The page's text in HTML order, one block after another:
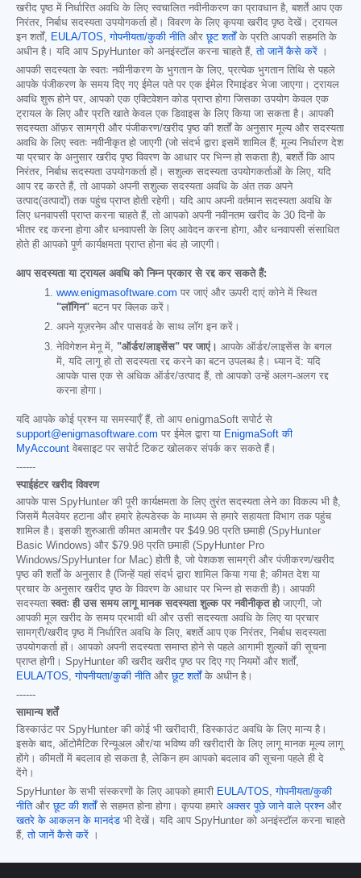
खरीद पृष्ठ में निर्धारित अवधि के लिए स्वचालित नवीनीकरण का प्रावधान है, बशर्ते आप एक
निरंतर, निर्बाध सदस्यता उपयोगकर्ता हों। विवरण के लिए कृपया खरीद पृष्ठ देखें। ट्रायल
इन शर्तों, EULA/TOS,गोपनीयता/कुकी नीतिऔरछूट शर्तोंके प्रति आपकी सहमति के
अधीन है। यदि आप SpyHunter को अनइंस्टॉल करना चाहते हैं,तो जानें कैसे करें ।
आपकी सदस्यता के स्वतः नवीनीकरण के भुगतान के लिए, प्रत्येक भुगतान तिथि से पहले
आपके पंजीकरण के समय दिए गए ईमेल पते पर एक ईमेल रिमाइंडर भेजा जाएगा। ट्रायल
अवधि शुरू होने पर, आपको एक एक्टिवेशन कोड प्राप्त होगा जिसका उपयोग केवल एक
ट्रायल के लिए और प्रति खाते केवल एक डिवाइस के लिए किया जा सकता है। आपकी
सदस्यता ऑफ़र सामग्री और पंजीकरण/खरीद पृष्ठ की शर्तों के अनुसार मूल्य और सदस्यता
अवधि के लिए स्वतः नवीनीकृत हो जाएगी (जो संदर्भ द्वारा इसमें शामिल हैं; मूल्य निर्धारण देश
या प्रचार के अनुसार खरीद पृष्ठ विवरण के आधार पर भिन्न हो सकता है), बशर्ते कि आप
निरंतर, निर्बाध सदस्यता उपयोगकर्ता हों। सशुल्क सदस्यता उपयोगकर्ताओं के लिए, यदि
आप रद्द करते हैं, तो आपको अपनी सशुल्क सदस्यता अवधि के अंत तक अपने
उत्पाद(उत्पादों) तक पहुंच प्राप्त होती रहेगी। यदि आप अपनी वर्तमान सदस्यता अवधि के
लिए धनवापसी प्राप्त करना चाहते हैं, तो आपको अपनी नवीनतम खरीद के 30 दिनों के
भीतर रद्द करना होगा और धनवापसी के लिए आवेदन करना होगा, और धनवापसी संसाधित
होते ही आपको पूर्ण कार्यक्षमता प्राप्त होना बंद हो जाएगी।
आप सदस्यता या ट्रायल अवधि को निम्न प्रकार से रद्द कर सकते हैं:
www.enigmasoftware.com पर जाएं और ऊपरी दाएं कोने में स्थित
"लॉगिन" बटन पर क्लिक करें।
अपने यूज़रनेम और पासवर्ड के साथ लॉग इन करें।
नेविगेशन मेनू में, "ऑर्डर/लाइसेंस" पर जाएं। आपके ऑर्डर/लाइसेंस के बगल
में, यदि लागू हो तो सदस्यता रद्द करने का बटन उपलब्ध है। ध्यान दें: यदि
आपके पास एक से अधिक ऑर्डर/उत्पाद हैं, तो आपको उन्हें अलग-अलग रद्द
करना होगा।
यदि आपके कोई प्रश्न या समस्याएँ हैं, तो आप enigmaSoft सपोर्ट से
support@enigmasoftware.com पर ईमेल द्वारा या EnigmaSoft की
MyAccount वेबसाइट पर सपोर्ट टिकट खोलकर संपर्क कर सकते हैं।
------
स्पाईहंटर खरीद विवरण
आपके पास SpyHunter की पूरी कार्यक्षमता के लिए तुरंत सदस्यता लेने का विकल्प भी है,
जिसमें मैलवेयर हटाना और हमारे हेल्पडेस्क के माध्यम से हमारे सहायता विभाग तक पहुंच
शामिल है। इसकी शुरुआती कीमत आमतौर पर $49.98 प्रति छमाही (SpyHunter
Basic Windows) और $79.98 प्रति छमाही (SpyHunter Pro
Windows/SpyHunter for Mac) होती है, जो पेशकश सामग्री और पंजीकरण/खरीद
पृष्ठ की शर्तों के अनुसार है (जिन्हें यहां संदर्भ द्वारा शामिल किया गया है; कीमत देश या
प्रचार के अनुसार खरीद पृष्ठ के विवरण के आधार पर भिन्न हो सकती है)। आपकी
सदस्यता स्वतः ही उस समय लागू मानक सदस्यता शुल्क पर नवीनीकृत होजाएगी, जो
आपकी मूल खरीद के समय प्रभावी थी और उसी सदस्यता अवधि के लिए या प्रचार
सामग्री/खरीद पृष्ठ में निर्धारित अवधि के लिए, बशर्ते आप एक निरंतर, निर्बाध सदस्यता
उपयोगकर्ता हों। आपको अपनी सदस्यता समाप्त होने से पहले आगामी शुल्कों की सूचना
प्राप्त होगी। SpyHunter की खरीद खरीद पृष्ठ पर दिए गए नियमों और शर्तों,
EULA/TOS ,गोपनीयता/कुकी नीतिऔरछूट शर्तोंके अधीन है।
------
सामान्य शर्तें
डिस्काउंट पर SpyHunter की कोई भी खरीदारी, डिस्काउंट अवधि के लिए मान्य है।
इसके बाद, ऑटोमैटिक रिन्यूअल और/या भविष्य की खरीदारी के लिए लागू मानक मूल्य लागू
होंगे। कीमतों में बदलाव हो सकता है, लेकिन हम आपको बदलाव की सूचना पहले ही दे
देंगे।
SpyHunter के सभी संस्करणों के लिए आपको हमारी EULA/TOS ,गोपनीयता/कुकी
नीतिऔरछूट की शर्तोंसे सहमत होना होगा। कृपया हमारे अक्सर पूछे जाने वाले प्रश्नऔर
खतरे के आकलन के मानदंड भी देखें। यदि आप SpyHunter को अनइंस्टॉल करना चाहते
हैं,तो जानें कैसे करें ।